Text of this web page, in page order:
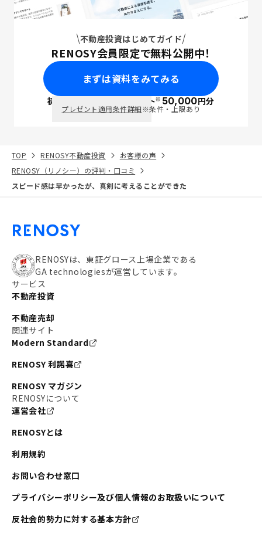
不動産投資はじめてガイド
RENOSY会員限定で無料公開中！
まずは資料をみてみる
初回面談で ポイント※50,000円分
プレゼント適用条件詳細※条件・上限あり
TOP RENOSY不動産投資
お客様の声
RENOSY（リノシー）の評判・口コミ
スピード感は早かったが、真剣に考えることができた
RENOSYは、東証グロース上場企業である
GA technologiesが運営しています。
サービス
不動産投資
不動産売却
関連サイト
Modern Standard
RENOSY 利諾喜
RENOSY マガジン
RENOSYについて
運営会社
RENOSYとは
利用規約
お問い合わせ窓口
プライバシーポリシー及び個人情報のお取扱いについて
反社会的勢力に対する基本方針